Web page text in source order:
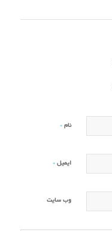
نام *
ایمیل *
وب‌ سایت